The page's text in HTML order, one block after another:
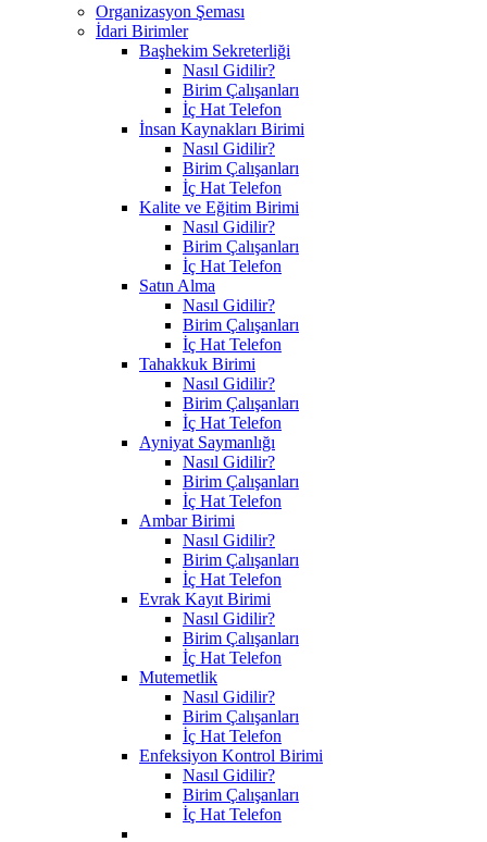
Organizasyon Şeması
İdari Birimler
Başhekim Sekreterliği
Nasıl Gidilir?
Birim Çalışanları
İç Hat Telefon
İnsan Kaynakları Birimi
Nasıl Gidilir?
Birim Çalışanları
İç Hat Telefon
Kalite ve Eğitim Birimi
Nasıl Gidilir?
Birim Çalışanları
İç Hat Telefon
Satın Alma
Nasıl Gidilir?
Birim Çalışanları
İç Hat Telefon
Tahakkuk Birimi
Nasıl Gidilir?
Birim Çalışanları
İç Hat Telefon
Ayniyat Saymanlığı
Nasıl Gidilir?
Birim Çalışanları
İç Hat Telefon
Ambar Birimi
Nasıl Gidilir?
Birim Çalışanları
İç Hat Telefon
Evrak Kayıt Birimi
Nasıl Gidilir?
Birim Çalışanları
İç Hat Telefon
Mutemetlik
Nasıl Gidilir?
Birim Çalışanları
İç Hat Telefon
Enfeksiyon Kontrol Birimi
Nasıl Gidilir?
Birim Çalışanları
İç Hat Telefon